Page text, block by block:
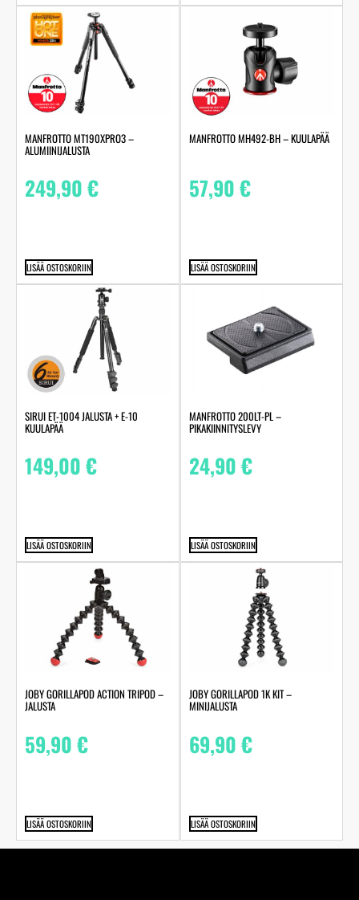
MANFROTTO MT190XPRO3 –
ALUMIINIJALUSTA
249,90€
LISÄÄ OSTOSKORIIN
MANFROTTO MH492-BH – KUULAPÄÄ
57,90€
LISÄÄ OSTOSKORIIN
SIRUI ET-1004 JALUSTA + E-10
KUULAPÄÄ
149,00€
LISÄÄ OSTOSKORIIN
MANFROTTO 200LT-PL –
PIKAKIINNITYSLEVY
24,90€
LISÄÄ OSTOSKORIIN
JOBY GORILLAPOD ACTION TRIPOD –
JALUSTA
59,90€
LISÄÄ OSTOSKORIIN
JOBY GORILLAPOD 1K KIT –
MINIJALUSTA
69,90€
LISÄÄ OSTOSKORIIN